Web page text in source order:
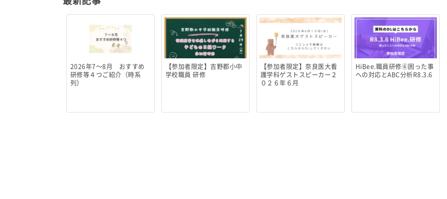
2026年7～8月 おすすめ
研修等４つご紹介（時系
列）
【参加者限定】吉野郡小中
学校職員 研修
【参加者限定】奈良医大看
護学科ゲストスピーカー２
０２６年６月
HiBee.職員研修⑥困った事
への対応とABC分析R8.3.6